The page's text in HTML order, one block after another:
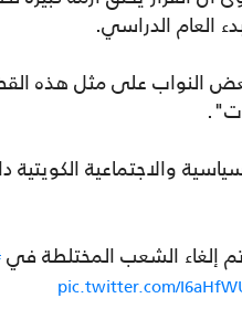
العام الدراسي.
بعض النواب على مثل هذه
والاجتماعية
إلغاء الشعب المختلطة في
pic.twitter.com/